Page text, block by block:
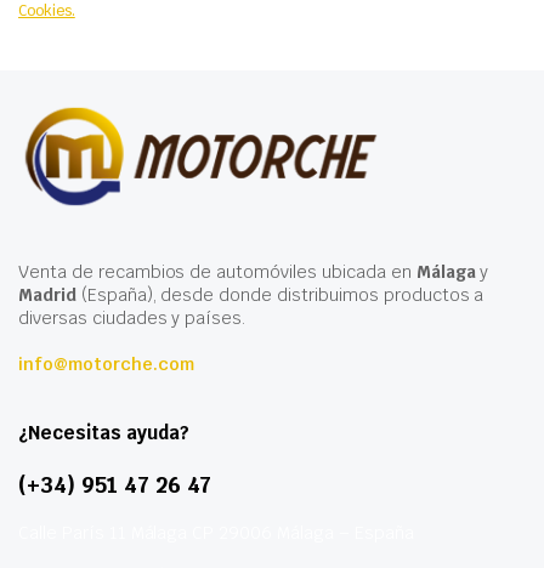
Cookies.
Venta de recambios de automóviles ubicada en Málagay
Madrid(España), desde donde distribuimos productos a
diversas ciudades y países.
info@motorche.com
¿Necesitas ayuda?
(+34) 951 47 26 47